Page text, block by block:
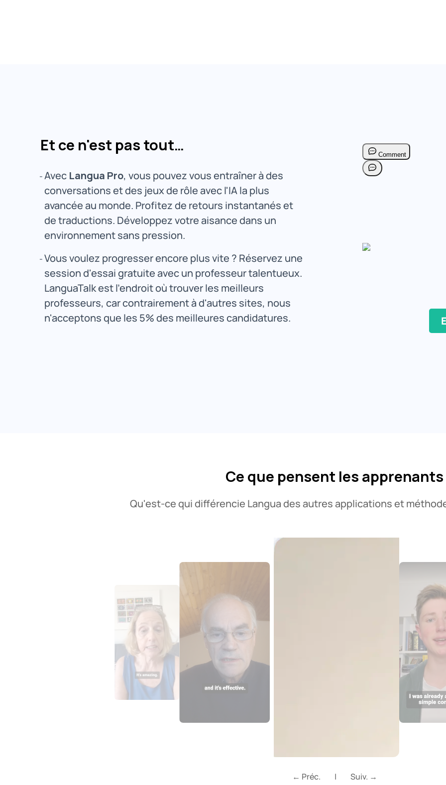
Et ce n'est pas tout…
Avec Langua Pro, vous pouvez vous entraîner à des
conversations et des jeux de rôle avec l'IA la plus
avancée au monde. Profitez de retours instantanés et
de traductions. Développez votre aisance dans un
environnement sans pression.
Vous voulez progresser encore plus vite ? Réservez une
session d'essai gratuite avec un professeur talentueux.
LanguaTalk est l'endroit où trouver les meilleurs
professeurs, car contrairement à d'autres sites, nous
n'acceptons que les 5% des meilleures candidatures.
Ce que pensent les apprenants
Qu'est-ce qui différencie Langua des autres applications et
← Préc. | Suiv. →